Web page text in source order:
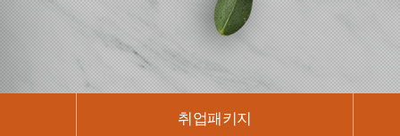
취업패키지